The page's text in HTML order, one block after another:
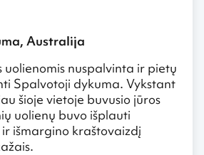
Australija
uolienomis nuspalvinta ir pietų
Spalvotoji dykuma. Vykstant
šioje vietoje buvusio jūros
uolienų buvo išplauti
išmargino kraštovaizdį